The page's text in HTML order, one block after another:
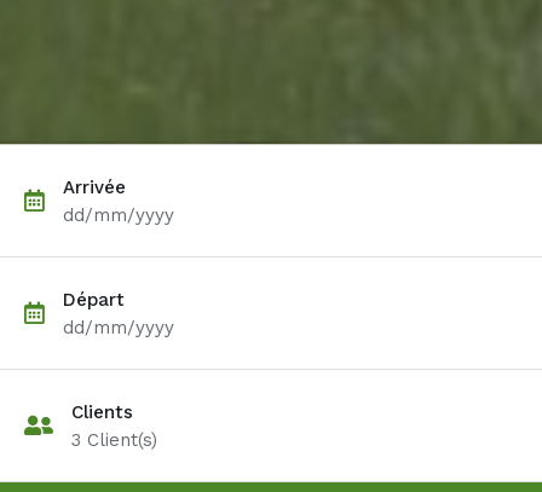
Arrivée
dd/mm/yyyy
Départ
dd/mm/yyyy
Clients
3 Client(s)